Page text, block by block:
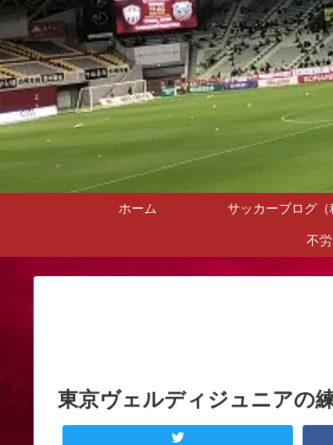
ホーム サッカーブログ（
不
東京ヴェルディジュニアの